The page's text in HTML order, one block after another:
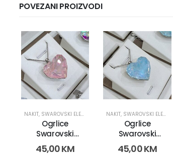
POVEZANI PROIZVODI
NAKIT, SWAROVSKI ELEMENTS LANČIĆI
Ogrlice
Swarovski
Elements (18118-
4)
45,00KM
NAKIT, SWAROVSKI ELEMENTS LANČIĆI
Ogrlice
Swarovski
Elements (18118-
6)
45,00KM